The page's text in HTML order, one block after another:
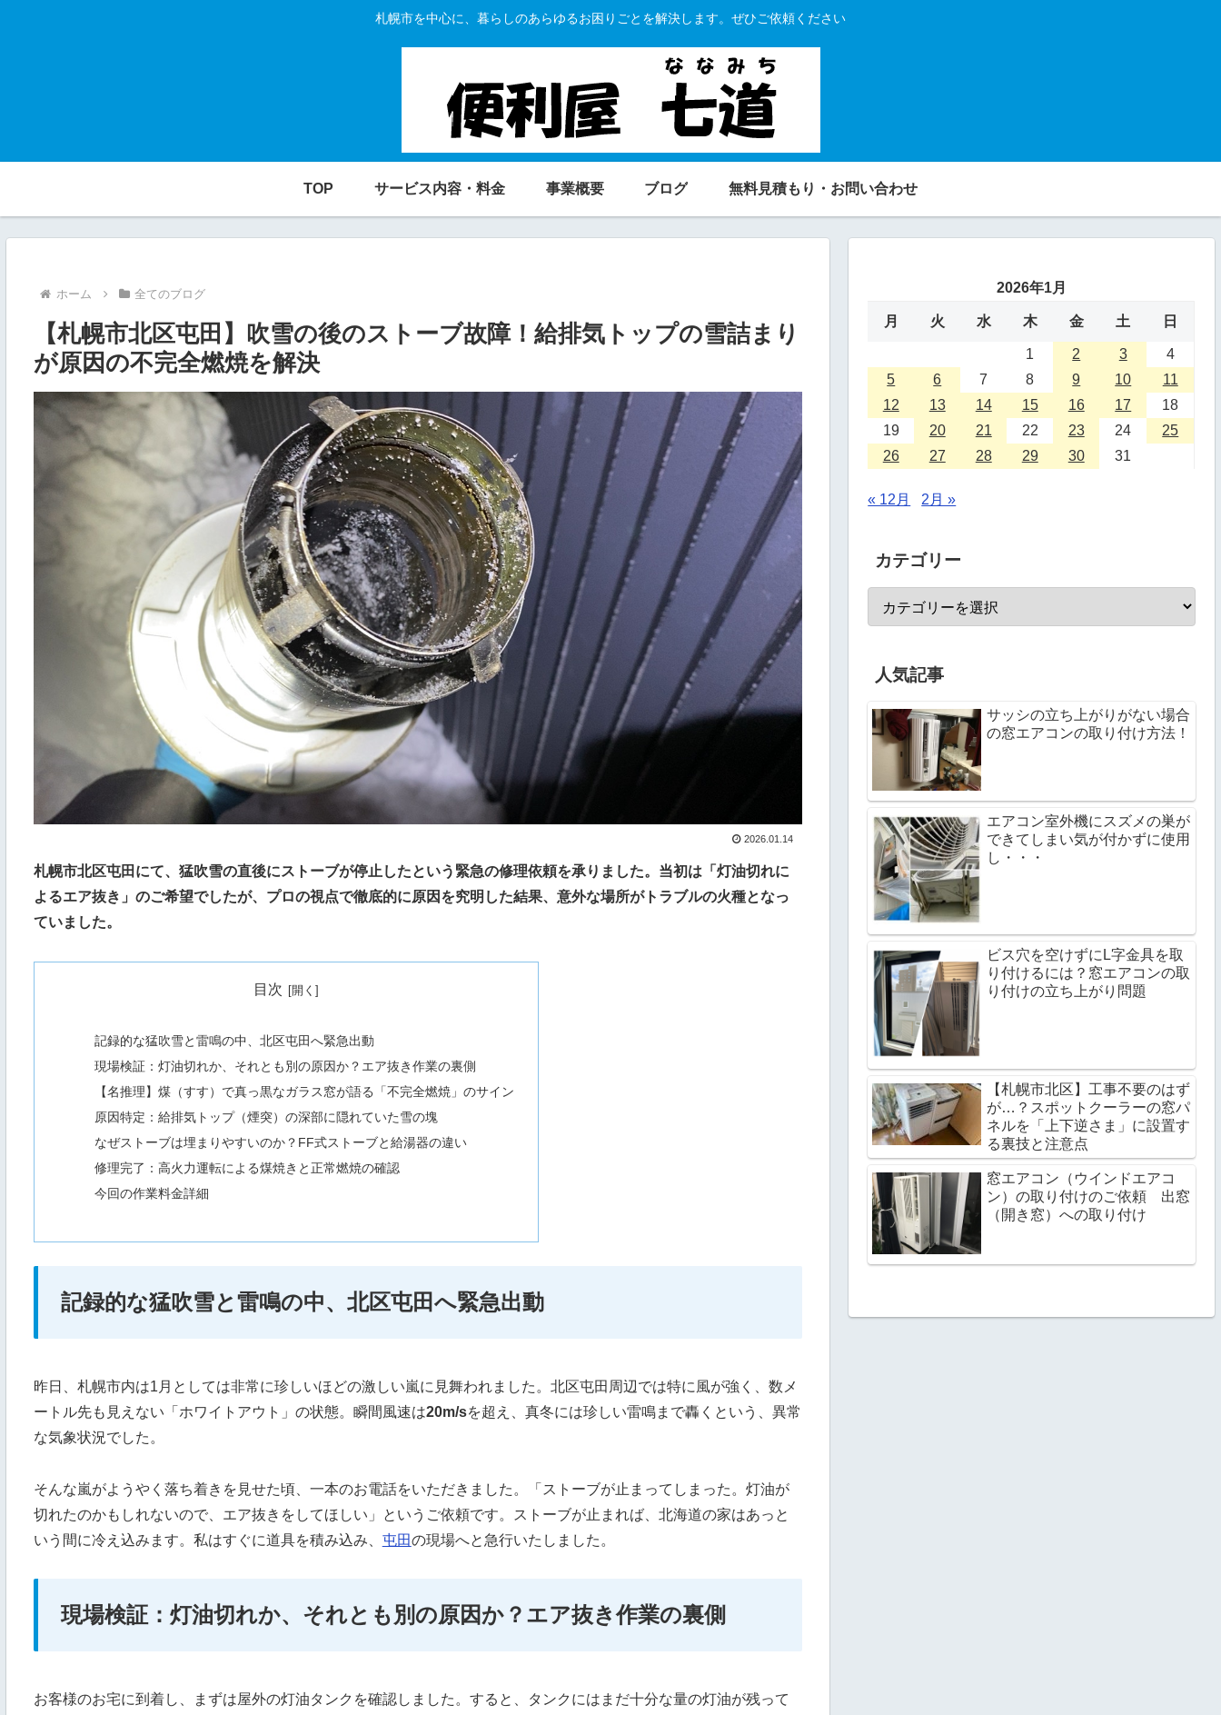
札幌市を中心に、暮らしのあらゆるお困りごとを解決します。ぜひご依頼ください
TOP サービス内容・料金 事業概要 ブログ 無料見積もり・お問い合わせ
ホーム 全てのブログ
【札幌市北区屯田】吹雪の後のストーブ故障！給排気トップの雪詰まり
が原因の不完全燃焼を解決
2026.01.14
札幌市北区屯田にて、猛吹雪の直後にストーブが停止したという緊急の修理依頼を承りました。当初は「灯油切れに
よるエア抜き」のご希望でしたが、プロの視点で徹底的に原因を究明した結果、意外な場所がトラブルの火種となっ
ていました。
目次
記録的な猛吹雪と雷鳴の中、北区屯田へ緊急出動
現場検証：灯油切れか、それとも別の原因か？エア抜き作業の裏側
【名推理】煤（すす）で真っ黒なガラス窓が語る「不完全燃焼」のサイン
原因特定：給排気トップ（煙突）の深部に隠れていた雪の塊
なぜストーブは埋まりやすいのか？FF式ストーブと給湯器の違い
修理完了：高火力運転による煤焼きと正常燃焼の確認
今回の作業料金詳細
記録的な猛吹雪と雷鳴の中、北区屯田へ緊急出動
昨日、札幌市内は1月としては非常に珍しいほどの激しい嵐に見舞われました。北区屯田周辺では特に風が強く、数メ
ートル先も見えない「ホワイトアウト」の状態。瞬間風速は20m/sを超え、真冬には珍しい雷鳴まで轟くという、異常
な気象状況でした。
そんな嵐がようやく落ち着きを見せた頃、一本のお電話をいただきました。「ストーブが止まってしまった。灯油が
切れたのかもしれないので、エア抜きをしてほしい」というご依頼です。ストーブが止まれば、北海道の家はあっと
いう間に冷え込みます。私はすぐに道具を積み込み、 屯田の現場へと急行いたしました。
現場検証：灯油切れか、それとも別の原因か？エア抜き作業の裏側
お客様のお宅に到着し、まずは屋外の灯油タンクを確認しました。すると、タンクにはまだ十分な量の灯油が残って
2026年1月
月 火 水 木 金 土 日
1 2 3
4
5
6 7 8 9 10
11
12
13 14 15 16 17
18
19
20 21 22 23 24
25
26
27 28 29 30 31
« 12月 2月 »
カテゴリー
人気記事
サッシの立ち上がりがない場合
の窓エアコンの取り付け方法！
エアコン室外機にスズメの巣が
できてしまい気が付かずに使用
し・・・
ビス穴を空けずにL字金具を取
り付けるには？窓エアコンの取
り付けの立ち上がり問題
【札幌市北区】工事不要のはず
が…？スポットクーラーの窓パ
ネルを「上下逆さま」に設置す
る裏技と注意点
窓エアコン（ウインドエアコ
ン）の取り付けのご依頼 出窓
（開き窓）への取り付け